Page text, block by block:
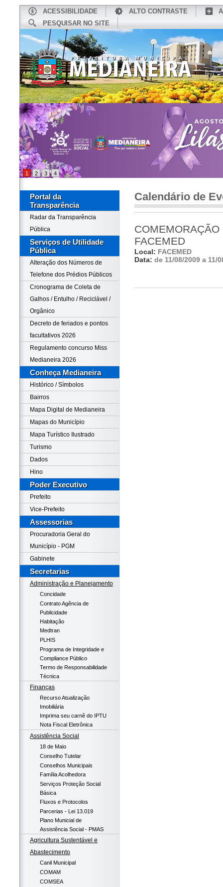
ACESSIBILIDADE ALTO CONTRASTE
PESQUISAR NO SITE
CONHEÇA MEDIANEIRA
1 2 3 4
Portal da
Transparência
Radar da Transparência
Pública
Serviços de Utilidade
Pública
Alteração dos Números de
Telefone dos Prédios Públicos
Cronograma de Coleta de
Galhos / Entulho / Reciclável /
Orgânico
Decreto de feriados e pontos
facultativos 2026
Regulamento concurso Miss
Medianeira 2026
Conheça Medianeira
Histórico / Símbolos
Bairros
Mapa Digital de Medianeira
Mapas do Município
Mapa Turístico Ilustrado
Turismo
Dados
Hino
Poder Executivo
Prefeito
Vice-Prefeito
Assessorias
Procuradoria Geral do
Município - PGM
Gabinete
Secretarias
Administração e Planejamento
Concidade
Contrato Agência de
Publicidade
Habitação
Medtran
PLHIS
Programa de Integridade e
Compliance Público
Termo de Responsabilidade
Técnica
Finanças
Recurso Atualização
Imobiliária
Imprima seu carnê do IPTU
Nota Fiscal Eletrônica
Assistência Social
18 de Maio
Conselho Tutelar
Conselhos Municipais
Família Acolhedora
Serviços Proteção Social
Básica
Fluxos e Protocolos
Parcerias - Lei 13.019
Plano Municial de
Assistência Social - PMAS
Agricultura Sustentável e
Abastecimento
Canil Municipal
COMAM
COMSEA
Calendário de
FACEMED
Local: FACEMED
Data: de 11/08/2009 a 11/